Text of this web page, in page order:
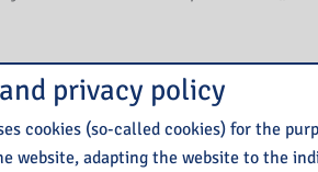
„Naftoremontu”, uczestnika
Jastrzębską (Biblioteka Pedagogiczna
privacy policy
cookies (so-called cookies) for the
website, adapting the website to the